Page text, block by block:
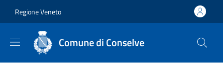
Regione Veneto
Comune di Conselve